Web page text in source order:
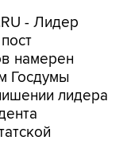
- Лидер
намерен
Госдумы
лидера